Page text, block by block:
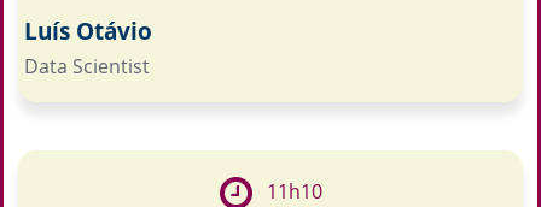
Luís Otávio
Data Scientist
11h10